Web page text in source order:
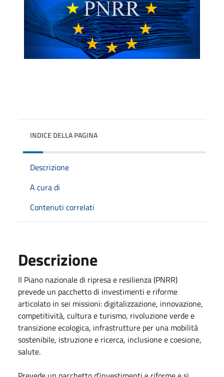
INDICE DELLA PAGINA
Descrizione
A cura di
Contenuti correlati
Descrizione
Il Piano nazionale di ripresa e resilienza (PNRR)
prevede un pacchetto di investimenti e riforme
articolato in sei missioni: digitalizzazione, innovazione,
competitività, cultura e turismo, rivoluzione verde e
transizione ecologica, infrastrutture per una mobilità
sostenibile, istruzione e ricerca, inclusione e coesione,
salute.